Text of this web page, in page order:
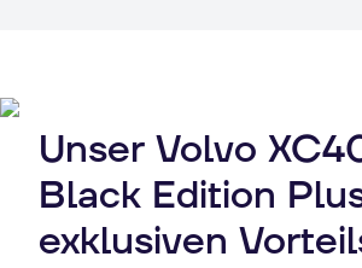
Unser Volvo
Black Edition
exklusiven